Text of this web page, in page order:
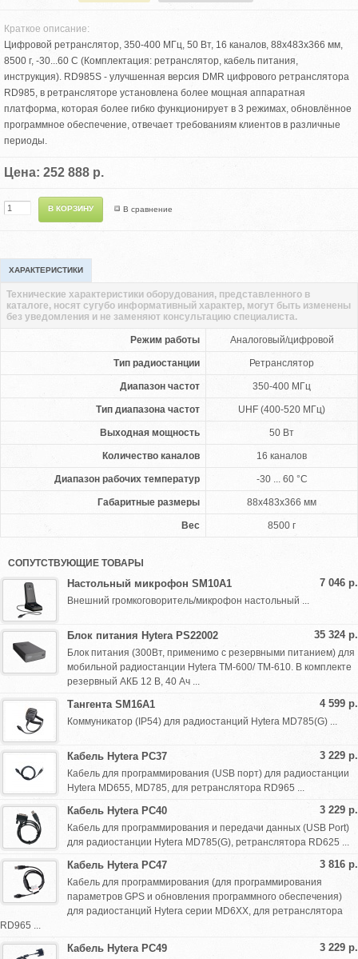
Краткое описание:
Цифровой ретранслятор, 350-400 МГц, 50 Вт, 16 каналов, 88х483х366 мм,
8500 г, -30...60 С (Комплектация: ретранслятор, кабель питания,
инструкция). RD985S - улучшенная версия DMR цифрового ретранслятора
RD985, в ретрансляторе установлена более мощная аппаратная
платформа, которая более гибко функционирует в 3 режимах, обновлённое
программное обеспечение, отвечает требованиям клиентов в различные
периоды.
Цена: 252 888 р.
В сравнение
ХАРАКТЕРИСТИКИ
Режим работы Аналоговый/цифровой
Тип радиостанции Ретранслятор
Диапазон частот 350-400 МГц
Тип диапазона частот UHF (400-520 МГц)
Выходная мощность 50 Вт
Количество каналов 16 каналов
Диапазон рабочих температур -30 ... 60 °C
Габаритные размеры 88х483х366 мм
Вес 8500 г
Технические характеристики оборудования, представленного в
каталоге, носят сугубо информативный характер, могут быть изменены
без уведомления и не заменяют консультацию специалиста.
СОПУТСТВУЮЩИЕ ТОВАРЫ
7 046 р.
Настольный микрофон SM10A1
Внешний громкоговоритель/микрофон настольный ...
35 324 р.
Блок питания Hytera PS22002
Блок питания (300Вт, применимо с резервными питанием) для
мобильной радиостанции Hytera TM-600/ TM-610. В комплекте
резервный АКБ 12 В, 40 Ач ...
4 599 р.
Тангента SM16A1
Коммуникатор (IP54) для радиостанций Hytera MD785(G) ...
3 229 р.
Кабель Hytera PC37
Кабель для программирования (USB порт) для радиостанции
Hytera MD655, MD785, для ретранслятора RD965 ...
3 229 р.
Кабель Hytera PC40
Кабель для программирования и передачи данных (USB Port)
для радиостанции Hytera MD785(G), ретранслятора RD625 ...
3 816 р.
Кабель Hytera PC47
Кабель для программирования (для программирования
параметров GPS и обновления программного обеспечения)
для радиостанций Hytera серии MD6XX, для ретранслятора
RD965 ...
3 229 р.
Кабель Hytera PC49